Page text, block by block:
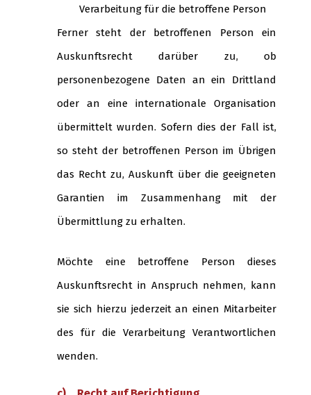
Verarbeitung für die betroffene Person
Ferner steht der betroffenen Person ein
Auskunftsrecht darüber zu, ob
personenbezogene Daten an ein Drittland
oder an eine internationale Organisation
übermittelt wurden. Sofern dies der Fall ist,
so steht der betroffenen Person im Übrigen
das Recht zu, Auskunft über die geeigneten
Garantien im Zusammenhang mit der
Übermittlung zu erhalten.
Möchte eine betroffene Person dieses
Auskunftsrecht in Anspruch nehmen, kann
sie sich hierzu jederzeit an einen Mitarbeiter
des für die Verarbeitung Verantwortlichen
wenden.